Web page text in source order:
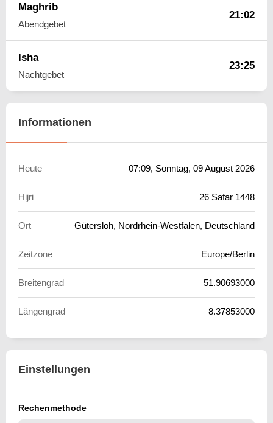
Maghrib
Abendgebet
21:02
Isha
Nachtgebet
23:25
Informationen
Heute 07:09, Sonntag, 09 August 2026
Hijri 26 Safar 1448
Ort Gütersloh, Nordrhein-Westfalen, Deutschland
Zeitzone Europe/Berlin
Breitengrad 51.90693000
Längengrad 8.37853000
Einstellungen
Rechenmethode